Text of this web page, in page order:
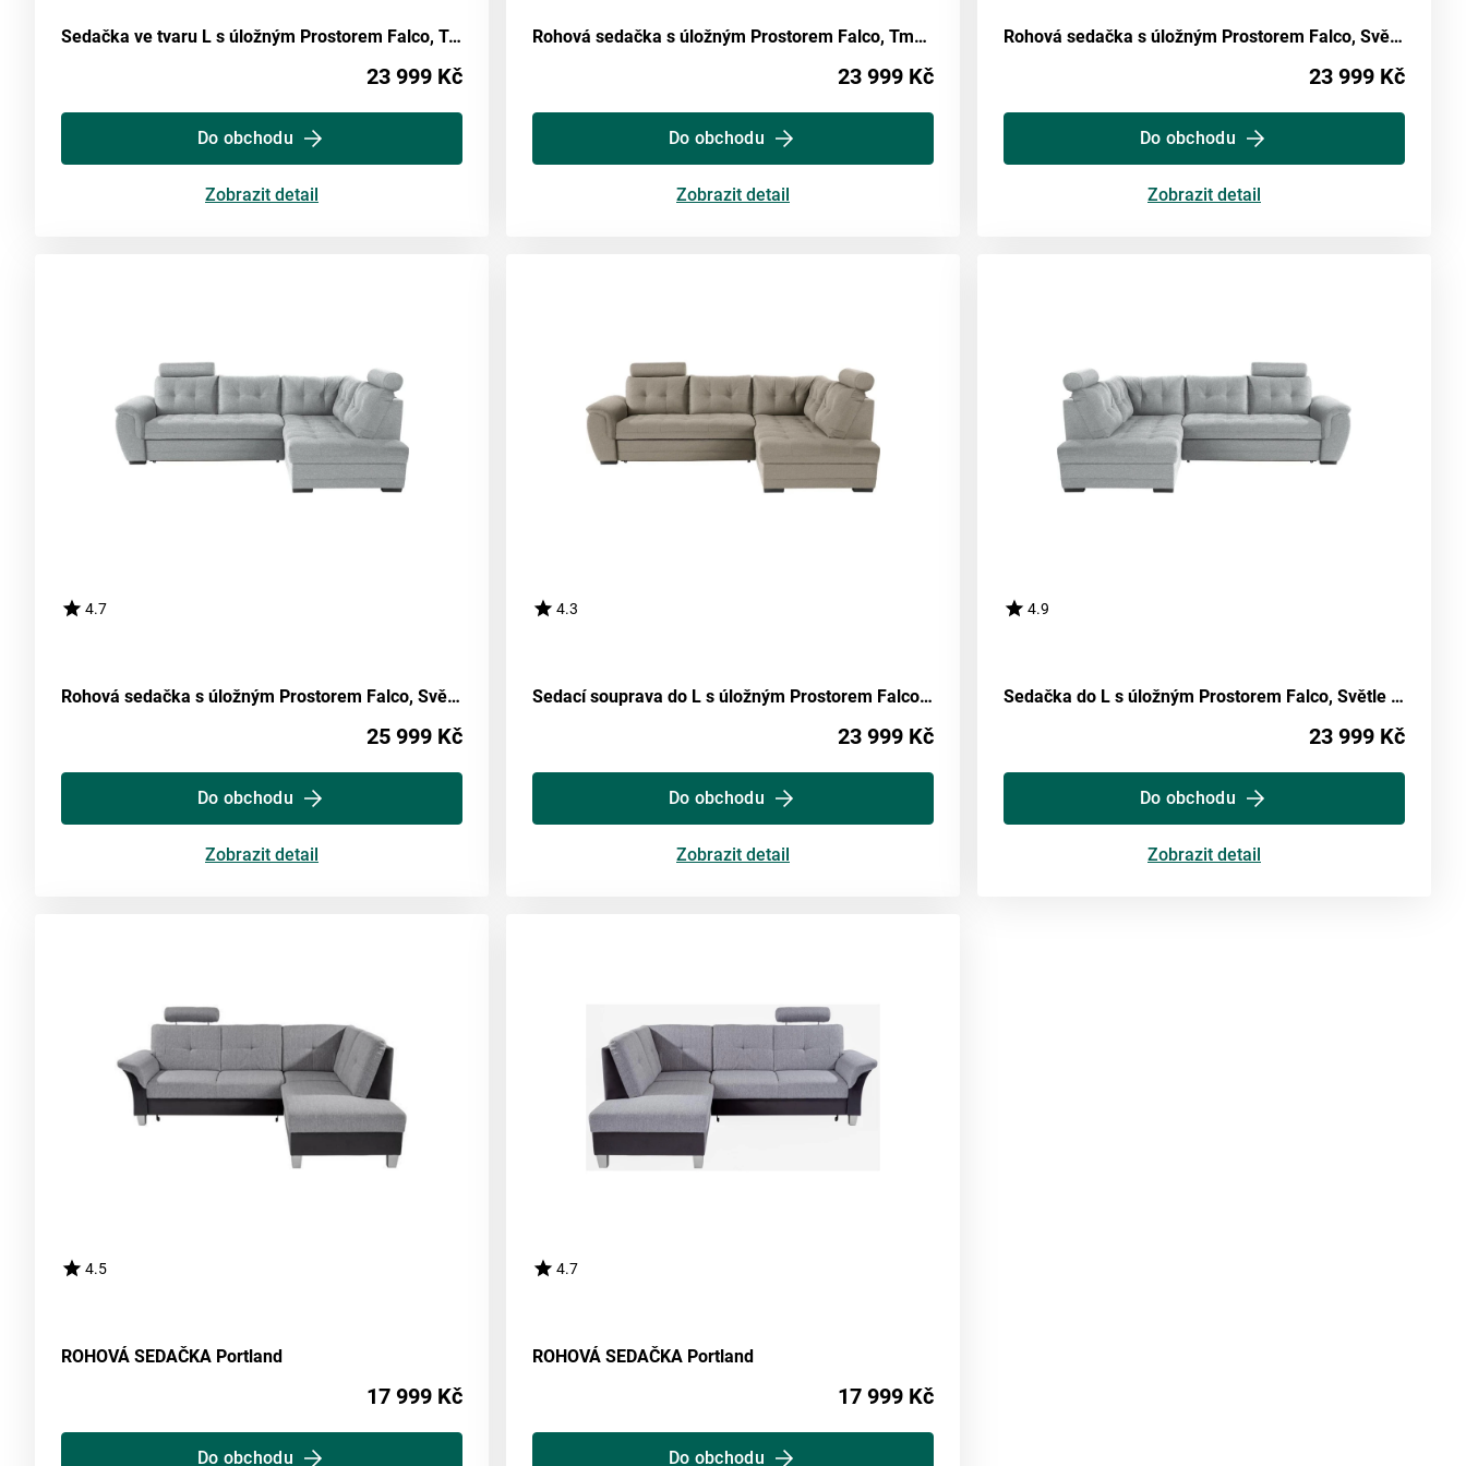
Sedačka ve tvaru L s úložným Prostorem Falco, Tmavě Šedá
23 999 Kč
Do obchodu
Zobrazit detail
Rohová sedačka s úložným Prostorem Falco, Tmavě Šedá
23 999 Kč
Do obchodu
Zobrazit detail
Rohová sedačka s úložným Prostorem Falco, Světle Hnědá
23 999 Kč
Do obchodu
Zobrazit detail
4.7
Rohová sedačka s úložným Prostorem Falco, Světle Šedá
25 999 Kč
Do obchodu
Zobrazit detail
4.3
Sedací souprava do L s úložným Prostorem Falco, Světle Hnědá
23 999 Kč
Do obchodu
Zobrazit detail
4.9
Sedačka do L s úložným Prostorem Falco, Světle Šedá
23 999 Kč
Do obchodu
Zobrazit detail
4.5
ROHOVÁ SEDAČKA Portland
17 999 Kč
Do obchodu
4.7
ROHOVÁ SEDAČKA Portland
17 999 Kč
Do obchodu